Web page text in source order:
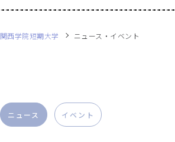
関西学院短期大学 ニュース・イベント
ニュース イベント